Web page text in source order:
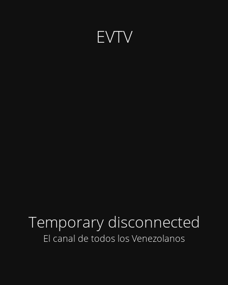
EVTV
Temporary disconnected
El canal de todos los Venezolanos